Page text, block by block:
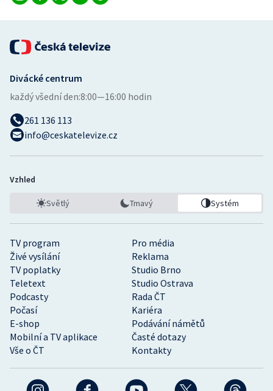
Rychlostní kanoistika
Sportovní střelba
Stolní tenis
Triatlon
Veslování
Volejbal
Ostatní
TV program
Pro média
Živé vysílání
Reklama
TV poplatky
Studio Brno
Teletext
Studio Ostrava
Podcasty
Rada ČT
Počasí
Kariéra
E-shop
Podávání námětů
Mobilní a TV aplikace
Časté dotazy
Vše o ČT
Kontakty
Divácké centrum
každý všední den:8:00—16:00 hodin
261 136 113
info@ceskatelevize.cz
Vzhled
Světlý Tmavý Systém